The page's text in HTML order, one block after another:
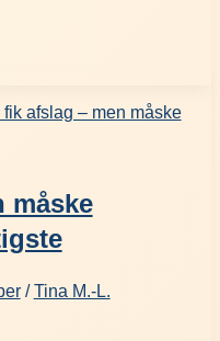
måske
/Tina M.-L.